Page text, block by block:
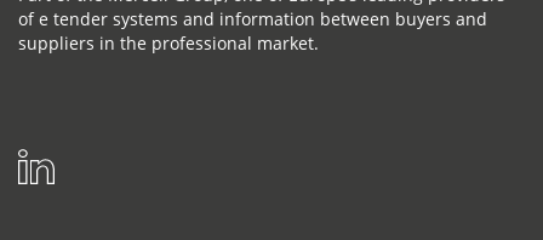
of e tender systems and information between buyers and
suppliers in the professional market.